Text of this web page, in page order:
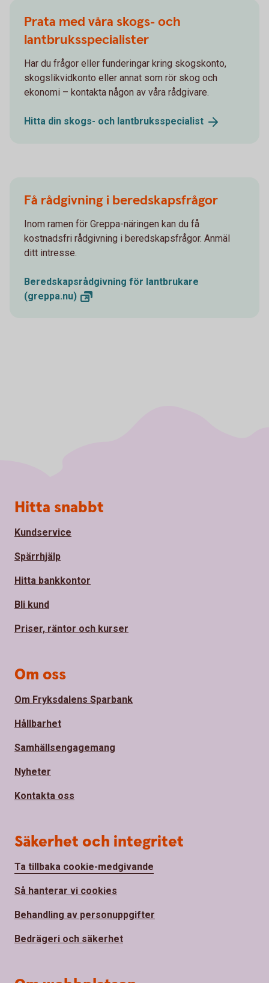
Prata med våra skogs- och
lantbruksspecialister
Har du frågor eller funderingar kring skogskonto,
skogslikvidkonto eller annat som rör skog och
ekonomi – kontakta någon av våra rådgivare.
Hitta din skogs- och lantbruksspecialist
Få rådgivning i beredskapsfrågor
Inom ramen för Greppa-näringen kan du få
kostnadsfri rådgivning i beredskapsfrågor. Anmäl
ditt intresse.
Beredskapsrådgivning för lantbrukare
(greppa.nu)
Sidfot
Hitta snabbt
Kundservice
Spärrhjälp
Hitta bankkontor
Bli kund
Priser, räntor och kurser
Om oss
Om Fryksdalens Sparbank
Hållbarhet
Samhällsengagemang
Nyheter
Kontakta oss
Säkerhet och integritet
Ta tillbaka cookie-medgivande
Så hanterar vi cookies
Behandling av personuppgifter
Bedrägeri och säkerhet